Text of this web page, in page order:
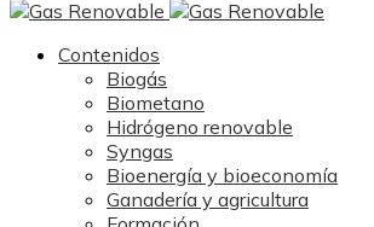
Contenidos
Biogás
Biometano
Hidrógeno renovable
Syngas
Bioenergía y bioeconomía
Ganadería y agricultura